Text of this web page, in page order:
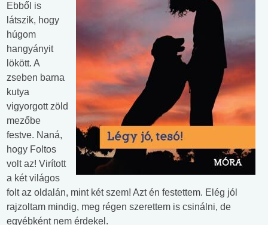
Ebből is
látszik, hogy
húgom
hangyányit
lökött. A
zseben barna
kutya
vigyorgott zöld
mezőbe
festve. Naná,
hogy Foltos
volt az! Virított
a két világos
folt az oldalán, mint két szem! Azt én festettem. Elég jól
rajzoltam mindig, meg régen szerettem is csinálni, de
egyébként nem érdekel.